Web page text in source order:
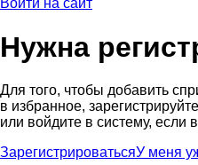
Войти на сайт
Нужна
Для того, чтобы добавить
в избранное,
или войдите в систему, если
ЗарегистрироватьсяУ меня